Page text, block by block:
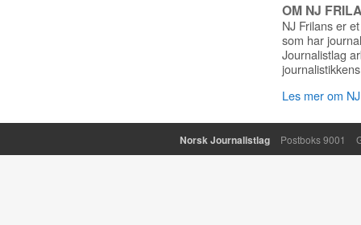
OM NJ
NJ Frilans er
som har
Journalistlag
Les mer om
Norsk Journalistlag Postboks 9001